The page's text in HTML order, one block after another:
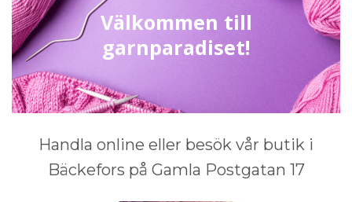
Välkommen till
garnparadiset!
Handla online eller besök vår butik i
Bäckefors på Gamla Postgatan 17